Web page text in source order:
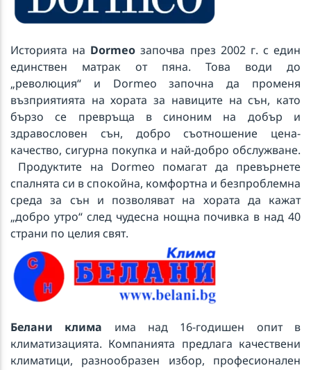
Историята на Dormeo започва през 2002 г. с един
единствен матрак от пяна. Това води до
„революция“ и Dormeo започна да променя
възприятията на хората за навиците на сън, като
бързо се превръща в синоним на добър и
здравословен сън, добро съотношение цена-
качество, сигурна покупка и най-добро обслужване.
Продуктите на Dormeo помагат да превърнете
спалнята си в спокойна, комфортна и безпроблемна
среда за сън и позволяват на хората да кажат
„добро утро“ след чудесна нощна почивка в над 40
страни по целия свят.
Белани клима има над 16-годишен опит в
климатизацията. Компанията предлага качествени
климатици, разнообразен избор, професионален